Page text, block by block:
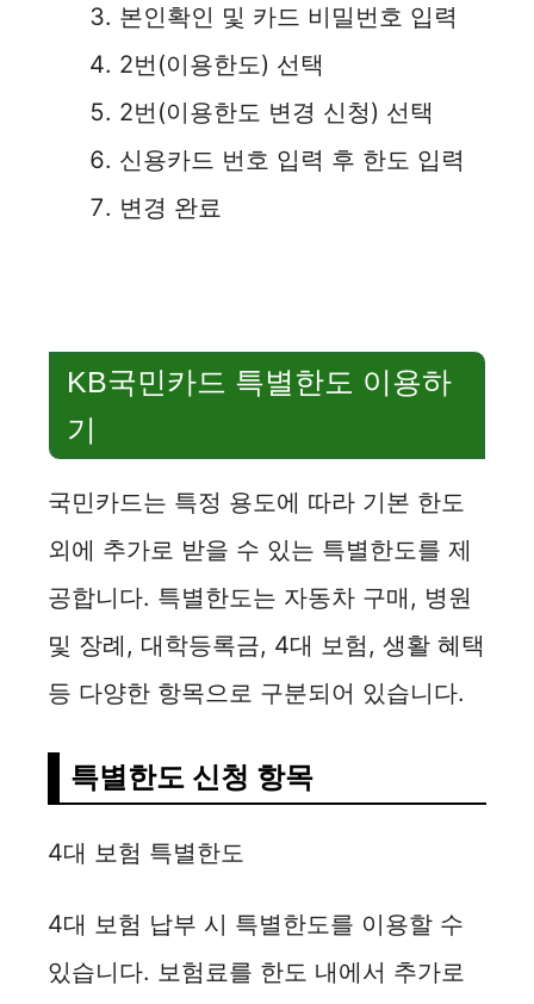
본인확인 및 카드 비밀번호 입력
2번(이용한도) 선택
2번(이용한도 변경 신청) 선택
신용카드 번호 입력 후 한도 입력
변경 완료
KB국민카드 특별한도 이용하
기
국민카드는 특정 용도에 따라 기본 한도
외에 추가로 받을 수 있는 특별한도를 제
공합니다. 특별한도는 자동차 구매, 병원
및 장례, 대학등록금, 4대 보험, 생활 혜택
등 다양한 항목으로 구분되어 있습니다.
특별한도 신청 항목
4대 보험 특별한도
4대 보험 납부 시 특별한도를 이용할 수
있습니다. 보험료를 한도 내에서 추가로